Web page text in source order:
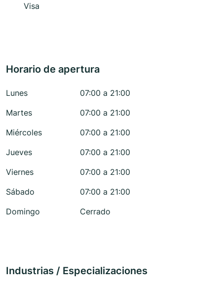
Visa
Horario de apertura
Lunes
07:00 a 21:00
Martes
07:00 a 21:00
Miércoles
07:00 a 21:00
Jueves
07:00 a 21:00
Viernes
07:00 a 21:00
Sábado
07:00 a 21:00
Domingo
Cerrado
Industrias / Especializaciones